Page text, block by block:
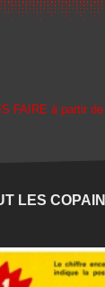
FAIRE à partir
LES